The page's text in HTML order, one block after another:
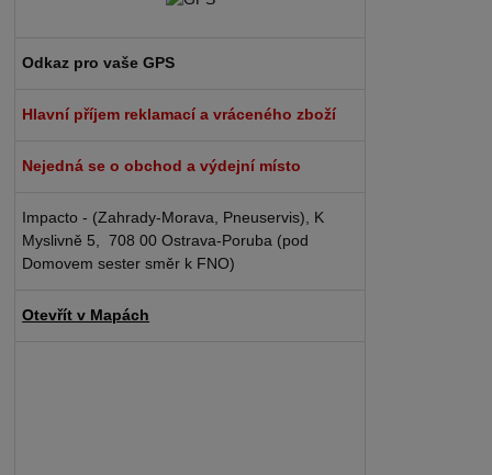
Odkaz pro vaše GPS
Hlavní příjem reklamací a vráceného zboží
Nejedná se o obchod a výdejní místo
Impacto - (Zahrady-Morava, Pneuservis), K
Myslivně 5, 708 00 Ostrava-Poruba (pod
Domovem sester směr k FNO)
Otevřít v Mapách